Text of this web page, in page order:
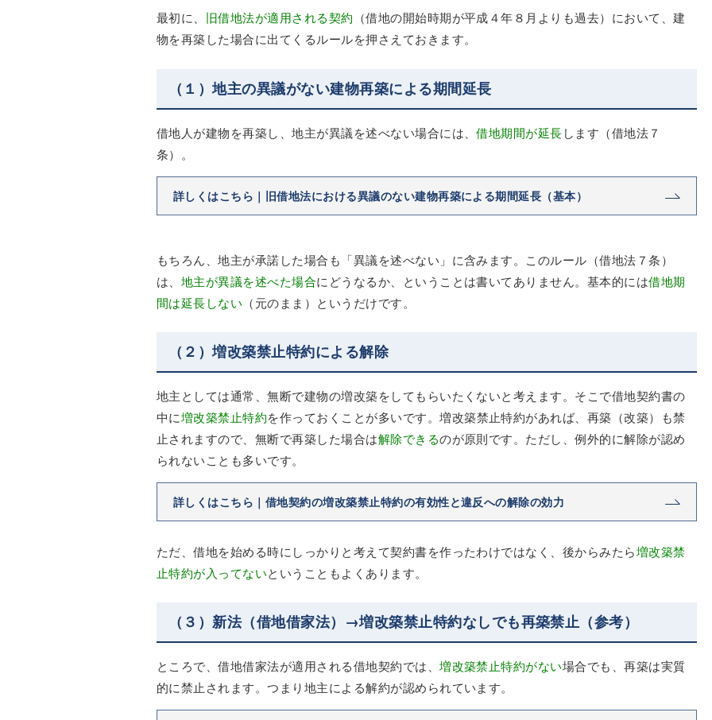
最初に、 旧借地法が適用される契約 （借地の開始時期が平成４年８月よりも過去）において、建
物を再築した場合に出てくるルールを押さえておきます。
（１）地主の異議がない建物再築による期間延長
借地人が建物を再築し、地主が異議を述べない場合には、借地期間が延長します（借地法７
条）。
詳しくはこちら｜旧借地法における異議のない建物再築による期間延長（基本）
もちろん、地主が承諾した場合も「異議を述べない」に含みます。このルール（借地法７条）
は、 地主が異議を述べた場合にどうなるか、ということは書いてありません。基本的には借地期
間は延長しない （元のまま）というだけです。
（２）増改築禁止特約による解除
地主としては通常、無断で建物の増改築をしてもらいたくないと考えます。そこで借地契約書の
中に増改築禁止特約を作っておくことが多いです。増改築禁止特約があれば、再築（改築）も禁
止されますので、無断で再築した場合は解除できるのが原則です。ただし、例外的に解除が認め
られないことも多いです。
詳しくはこちら｜借地契約の増改築禁止特約の有効性と違反への解除の効力
ただ、借地を始める時にしっかりと考えて契約書を作ったわけではなく、後からみたら増改築禁
止特約が入ってないということもよくあります。
（３）新法（借地借家法）→増改築禁止特約なしでも再築禁止（参考）
ところで、借地借家法が適用される借地契約では、増改築禁止特約がない場合でも、再築は実質
的に禁止されます。つまり地主による解約が認められています。